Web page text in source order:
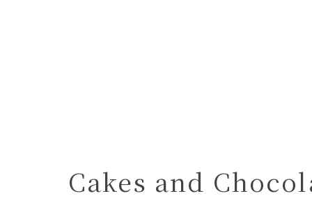
Cakes and